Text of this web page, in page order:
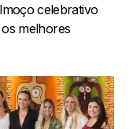
celebrativo
melhores